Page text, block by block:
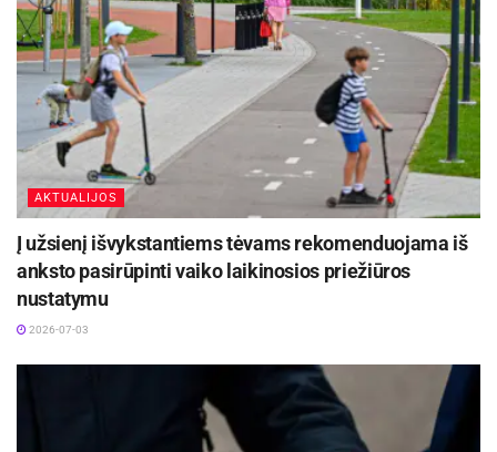
AKTUALIJOS
Į užsienį išvykstantiems tėvams rekomenduojama iš
anksto pasirūpinti vaiko laikinosios priežiūros
nustatymu
2026-07-03